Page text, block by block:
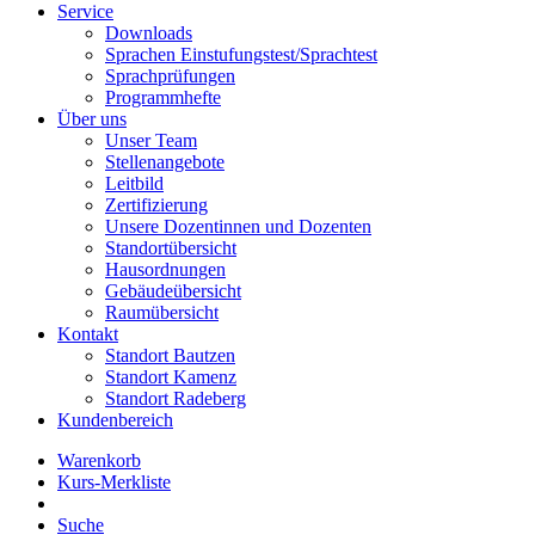
Service
Downloads
Sprachen Einstufungstest/Sprachtest
Sprachprüfungen
Programmhefte
Über uns
Unser Team
Stellenangebote
Leitbild
Zertifizierung
Unsere Dozentinnen und Dozenten
Standortübersicht
Hausordnungen
Gebäudeübersicht
Raumübersicht
Kontakt
Standort Bautzen
Standort Kamenz
Standort Radeberg
Kundenbereich
Warenkorb
Kurs-Merkliste
Suche